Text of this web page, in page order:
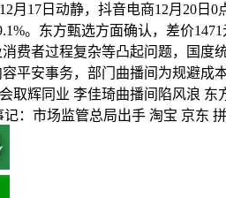
17日动静，抖音电商12月20
。东方甄选方面确认，差价
费者过程复杂等凸起问题，国
安事务，部门曲播间为规避成
取辉同业 李佳琦曲播间陷风浪
记：市场监管总局出手 淘宝 京东